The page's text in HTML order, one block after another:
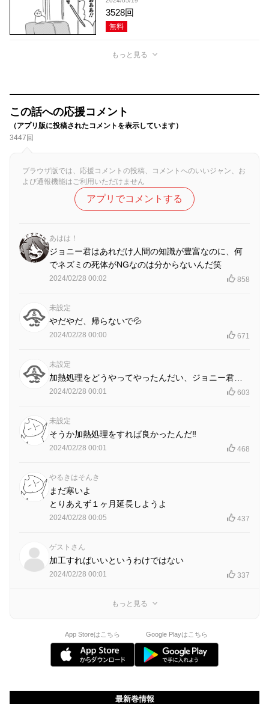
3528回
無料
もっと見る
この話への応援コメント
（アプリ版に投稿されたコメントを表示しています）
3447回
ブラウザ版では、応援コメントの投稿、コメントへのいいジャン、お
よび通報機能はご利用いただけません
アプリでコメントする
あはは！
ジョニー君はあれだけ人間の知識が豊富なのに、何
でネズミの死体がNGなのは分からないんだ笑
2024/02/28 00:02 858
未設定
やだやだ、帰らないで💦
2024/02/28 00:00 671
未設定
加熱処理をどうやってやったんだい、ジョニー君…
2024/02/28 00:01 603
未設定
そうか加熱処理をすれば良かったんだ‼️
2024/02/28 00:01 468
やるきはそんき
まだ寒いよ
とりあえず１ヶ月延長しようよ
2024/02/28 00:05 437
ゲストさん
加工すればいいというわけではない
2024/02/28 00:01 337
もっと見る
App Storeはこちら Google Playはこちら
最新巻情報